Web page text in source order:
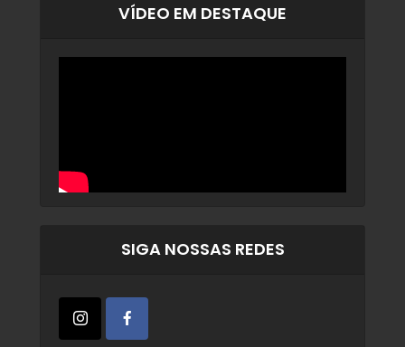
VÍDEO EM DESTAQUE
SIGA NOSSAS REDES